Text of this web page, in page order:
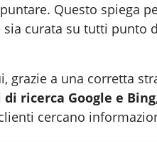
Questo spiega
curata su tutti punto
grazie a una corretta
ricerca Google e Bing
cercano